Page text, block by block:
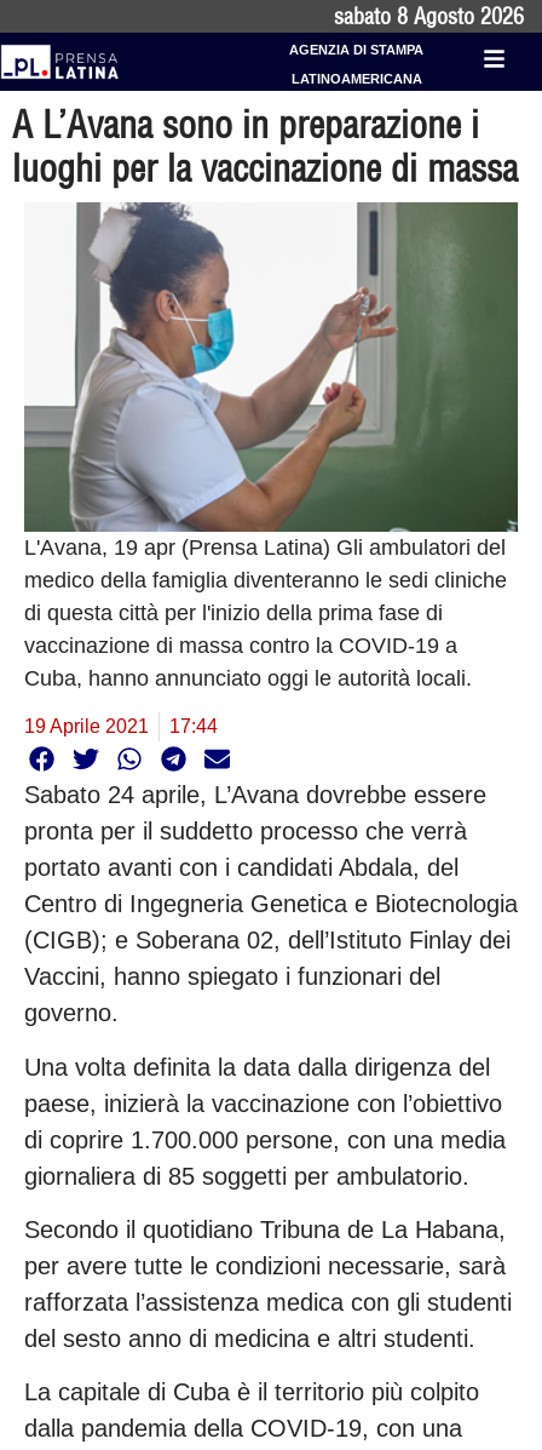
sabato 8 Agosto 2026
AGENZIA DI STAMPA
LATINOAMERICANA
A L’Avana sono in preparazione i
luoghi per la vaccinazione di massa
L'Avana, 19 apr (Prensa Latina) Gli ambulatori del
medico della famiglia diventeranno le sedi cliniche
di questa città per l'inizio della prima fase di
vaccinazione di massa contro la COVID-19 a
Cuba, hanno annunciato oggi le autorità locali.
19 Aprile 2021 17:44
Sabato 24 aprile, L’Avana dovrebbe essere
pronta per il suddetto processo che verrà
portato avanti con i candidati Abdala, del
Centro di Ingegneria Genetica e Biotecnologia
(CIGB); e Soberana 02, dell’Istituto Finlay dei
Vaccini, hanno spiegato i funzionari del
governo.
Una volta definita la data dalla dirigenza del
paese, inizierà la vaccinazione con l’obiettivo
di coprire 1.700.000 persone, con una media
giornaliera di 85 soggetti per ambulatorio.
Secondo il quotidiano Tribuna de La Habana,
per avere tutte le condizioni necessarie, sarà
rafforzata l’assistenza medica con gli studenti
del sesto anno di medicina e altri studenti.
La capitale di Cuba è il territorio più colpito
dalla pandemia della COVID-19, con una